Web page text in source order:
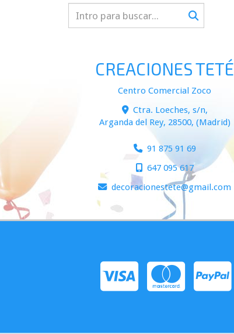
CREACIONES TETÉ
Centro Comercial Zoco
Ctra. Loeches, s/n,
Arganda del Rey, 28500, (Madrid)
91 875 91 69
647 095 617
decoracionestete
gmail.com